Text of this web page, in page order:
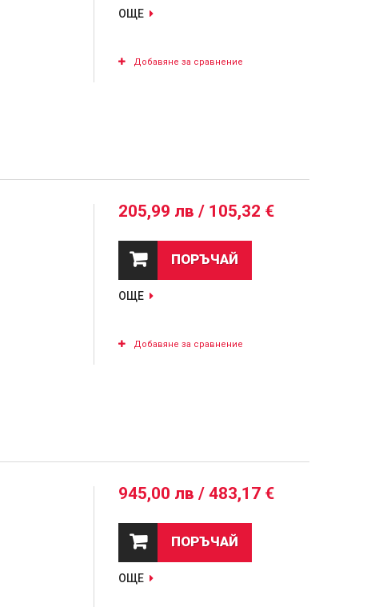
ОЩЕ
Добавяне за сравнение
205,99 лв / 105,32 €
ПОРЪЧАЙ
ОЩЕ
Добавяне за сравнение
945,00 лв / 483,17 €
ПОРЪЧАЙ
ОЩЕ